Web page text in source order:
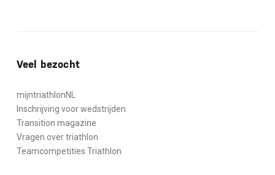
Veel bezocht
mijntriathlonNL
Inschrijving voor wedstrijden
Transition magazine
Vragen over triathlon
Teamcompetities Triathlon